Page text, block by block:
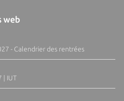
web
- Calendrier des rentrées
| IUT